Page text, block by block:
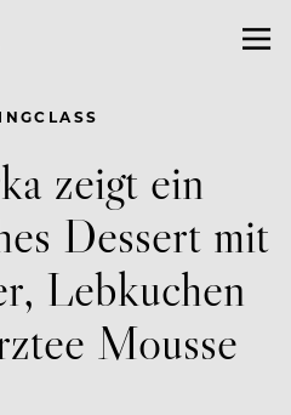
zeigt ein
Dessert mit
Lebkuchen
Mousse